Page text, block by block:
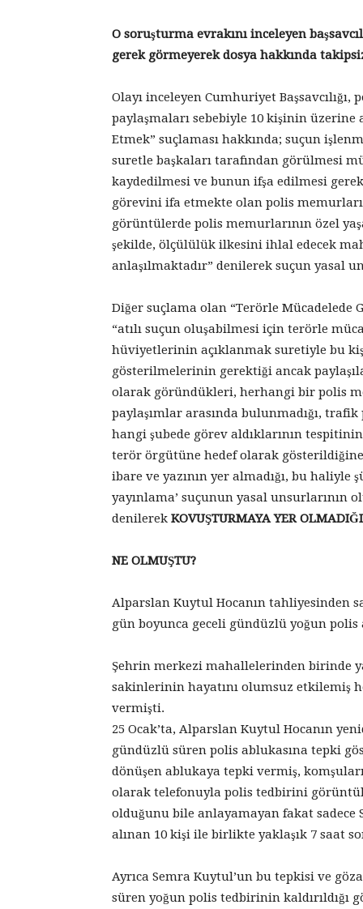
O soruşturma evrakını inceleyen
gerek görmeyerek dosya hakkında
Olayı inceleyen Cumhuriyet
paylaşmaları sebebiyle 10 kişinin üzerine
Etmek” suçlaması hakkında; suçun
suretle başkaları tarafından görülmesi
kaydedilmesi ve bunun ifşa edilmesi
görevini ifa etmekte olan polis
görüntülerde polis memurlarının özel
şekilde, ölçülülük ilkesini ihlal edecek
anlaşılmaktadır” denilerek suçun yasal
Diğer suçlama olan “Terörle Mücadelede
“atılı suçun oluşabilmesi için terörle
hüviyetlerinin açıklanmak suretiyle bu
gösterilmelerinin gerektiği ancak
olarak göründükleri, herhangi bir polis
paylaşımlar arasında bulunmadığı,
hangi şubede görev aldıklarının
terör örgütüne hedef olarak
ibare ve yazının yer almadığı, bu
yayınlama’ suçunun yasal unsurlarının
denilerek KOVUŞTURMAYA YER
NE OLMUŞTU?
Alparslan Kuytul Hocanın tahliyesinden
gün boyunca geceli gündüzlü yoğun
Şehrin merkezi mahallelerinden birinde
sakinlerinin hayatını olumsuz etkilemiş
vermişti.
25 Ocak’ta, Alparslan Kuytul Hocanın
gündüzlü süren polis ablukasına tepki
dönüşen ablukaya tepki vermiş,
olarak telefonuyla polis tedbirini
olduğunu bile anlayamayan fakat sadece
alınan 10 kişi ile birlikte yaklaşık 7 saat
Ayrıca Semra Kuytul’un bu tepkisi ve
süren yoğun polis tedbirinin kaldırıldığı